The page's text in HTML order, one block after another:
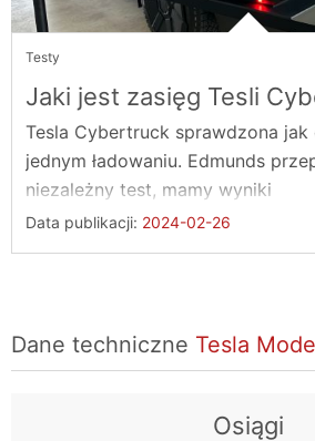
Testy
Jaki jest zasięg Tesli
Tesla Cybertruck sprawdzona jak
jednym ładowaniu. Edmunds
niezależny test, mamy wyniki
Data publikacji: 2024-02-26
Dane techniczne Tesla
Osiągi